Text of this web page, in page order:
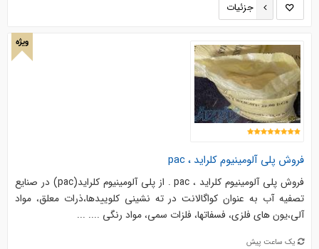
جزئیات
ویژه
فروش پلی آلومینیوم کلراید ، pac
فروش پلی آلومینیوم کلراید ، pac . از پلی آلومینیوم کلراید(pac) در صنایع
تصفیه آب به عنوان کواگالانت در ته نشینی کلوییدها،ذرات معلق، مواد
آلی،یون های فلزی، فسفاتها، فلزات سمی، مواد رنگی .... ...
یک ساعت پیش